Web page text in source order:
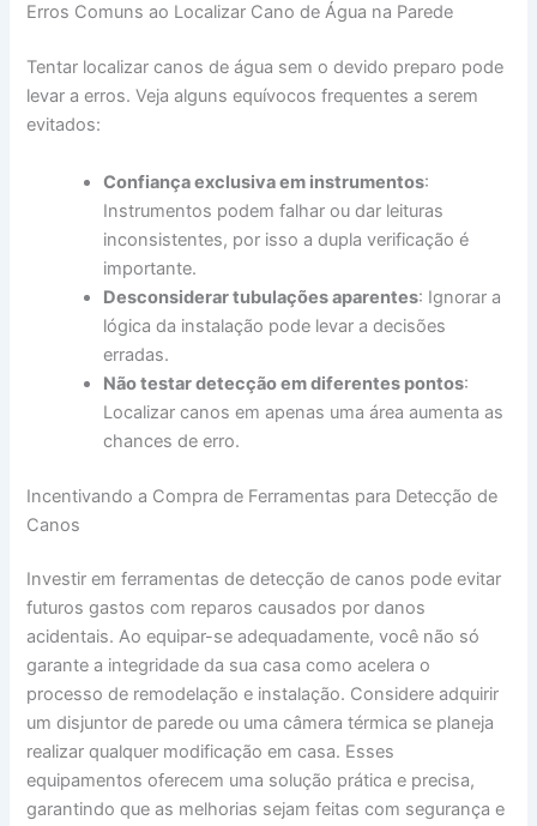
Erros Comuns ao Localizar Cano de Água na Parede
Tentar localizar canos de água sem o devido preparo pode
levar a erros. Veja alguns equívocos frequentes a serem
evitados:
Confiança exclusiva em instrumentos:
Instrumentos podem falhar ou dar leituras
inconsistentes, por isso a dupla verificação é
importante.
Desconsiderar tubulações aparentes: Ignorar a
lógica da instalação pode levar a decisões
erradas.
Não testar detecção em diferentes pontos:
Localizar canos em apenas uma área aumenta as
chances de erro.
Incentivando a Compra de Ferramentas para Detecção de
Canos
Investir em ferramentas de detecção de canos pode evitar
futuros gastos com reparos causados por danos
acidentais. Ao equipar-se adequadamente, você não só
garante a integridade da sua casa como acelera o
processo de remodelação e instalação. Considere adquirir
um disjuntor de parede ou uma câmera térmica se planeja
realizar qualquer modificação em casa. Esses
equipamentos oferecem uma solução prática e precisa,
garantindo que as melhorias sejam feitas com segurança e